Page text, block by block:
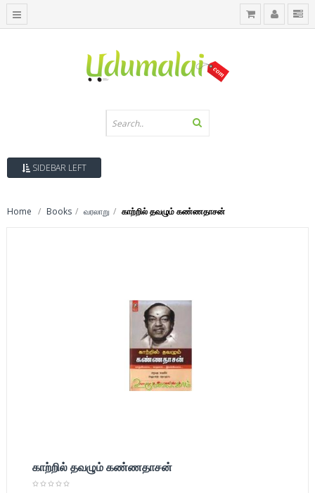
SIDEBAR LEFT
Home Books வரலாறு காற்றில் தவழும் கண்ணதாசன்
காற்றில் தவழும் கண்ணதாசன்